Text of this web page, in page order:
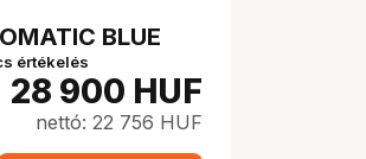
BLUE
értékelés
28 900 HUF
nettó: 22 756 HUF